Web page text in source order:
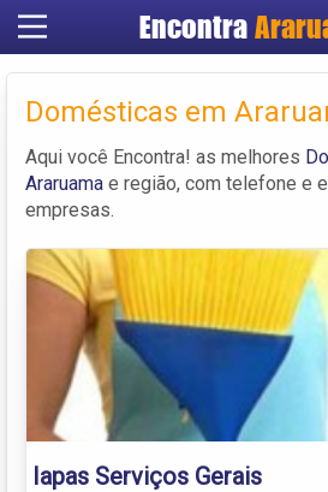
Encontra
Criar
Domésticas em
Aqui você Encontra! as melhores
Araruama e região, com telefone e
empresas.
Iapas Serviços Gerais